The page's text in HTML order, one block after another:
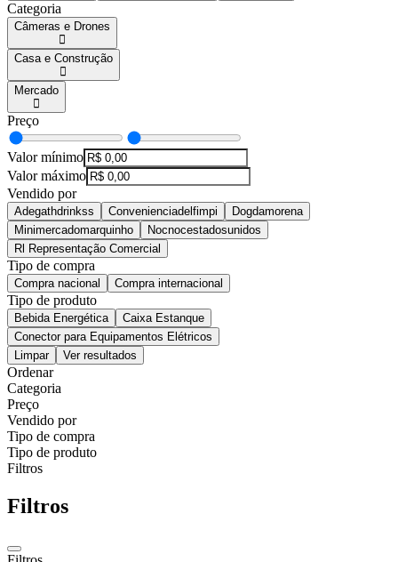
Categoria
Câmeras e Drones
Casa e Construção
Mercado
Preço
Valor mínimo
Valor máximo
Vendido por
Adegathdrinkss Convenienciadelfimpi
Dogdamorena
Minimercadomarquinho
Nocnocestadosunidos
Rl Representação Comercial
Tipo de compra
Compra nacional Compra internacional
Tipo de produto
Bebida Energética
Caixa Estanque
Conector para Equipamentos Elétricos
Limpar
Ver resultados
Ordenar
Categoria
Preço
Vendido por
Tipo de compra
Tipo de produto
Filtros
Filtros